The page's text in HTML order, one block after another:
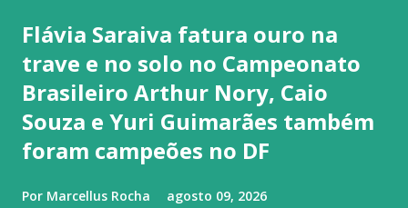
Flávia Saraiva fatura ouro na
trave e no solo no Campeonato
Brasileiro Arthur Nory, Caio
Souza e Yuri Guimarães também
foram campeões no DF
Por Marcellus Rocha agosto 09, 2026